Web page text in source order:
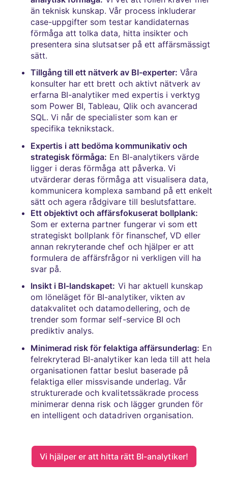
än teknisk kunskap. Vår process inkluderar
case-uppgifter som testar kandidaternas
förmåga att tolka data, hitta insikter och
presentera sina slutsatser på ett affärsmässigt
sätt.
Tillgång till ett nätverk av BI-experter: Våra
konsulter har ett brett och aktivt nätverk av
erfarna BI-analytiker med expertis i verktyg
som Power BI, Tableau, Qlik och avancerad
SQL. Vi når de specialister som kan er
specifika teknikstack.
Expertis i att bedöma kommunikativ och
strategisk förmåga: En BI-analytikers värde
ligger i deras förmåga att påverka. Vi
utvärderar deras förmåga att visualisera data,
kommunicera komplexa samband på ett enkelt
sätt och agera rådgivare till beslutsfattare.
Ett objektivt och affärsfokuserat bollplank:
Som er externa partner fungerar vi som ett
strategiskt bollplank för finanschef, VD eller
annan rekryterande chef och hjälper er att
formulera de affärsfrågor ni verkligen vill ha
svar på.
Insikt i BI-landskapet: Vi har aktuell kunskap
om löneläget för BI-analytiker, vikten av
datakvalitet och datamodellering, och de
trender som formar self-service BI och
prediktiv analys.
Minimerad risk för felaktiga affärsunderlag: En
felrekryterad BI-analytiker kan leda till att hela
organisationen fattar beslut baserade på
felaktiga eller missvisande underlag. Vår
strukturerade och kvalitetssäkrade process
minimerar denna risk och lägger grunden för
en intelligent och datadriven organisation.
Vi hjälper er att hitta rätt BI-analytiker!